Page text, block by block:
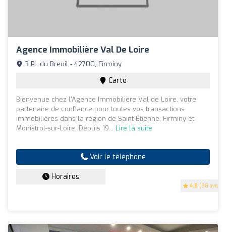
Agence Immobilière Val De Loire
4.8 (98 avis)
3 Pl. du Breuil - 42700, Firminy
Carte
Bienvenue chez l'Agence Immobilière Val de Loire, votre
partenaire de confiance pour toutes vos transactions
immobilières dans la région de Saint-Étienne, Firminy et
Monistrol-sur-Loire. Depuis 19... Lire la suite
Voir le téléphone
Horaires